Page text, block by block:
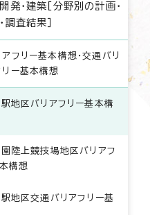
発・建築［分野別の計画・
調査結果］
アフリー基本構想・交通バリ
リー基本構想
地区バリアフリー基本構
陸上競技場地区バリアフ
構想
地区交通バリアフリー基